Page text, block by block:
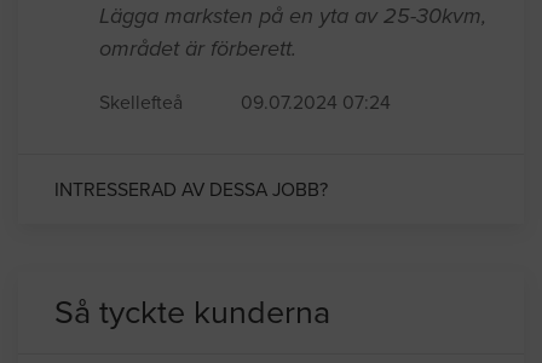
Lägga marksten på en yta av 25-30kvm,
området är förberett.
Skellefteå 09.07.2024 07:24
INTRESSERAD AV DESSA JOBB?
Så tyckte kunderna